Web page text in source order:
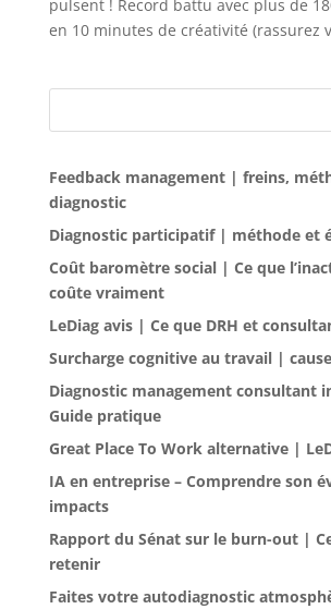
pulsent ! Record battu avec plus de
en 10 minutes de créativité (rassurez
Feedback management | freins,
diagnostic
Diagnostic participatif | méthode et
Coût baromètre social | Ce que
coûte vraiment
LeDiag avis | Ce que DRH et
Surcharge cognitive au travail |
Diagnostic management consultant
Guide pratique
Great Place To Work alternative |
IA en entreprise – Comprendre son
impacts
Rapport du Sénat sur le burn-out |
retenir
Faites votre autodiagnostic